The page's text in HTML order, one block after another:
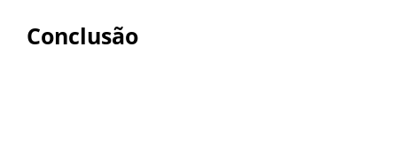
Conclusão